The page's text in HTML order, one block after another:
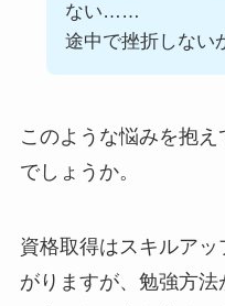
ない……
途中で挫折しな
このような悩みを抱
でしょうか。
資格取得はスキルア
がりますが、勉強方